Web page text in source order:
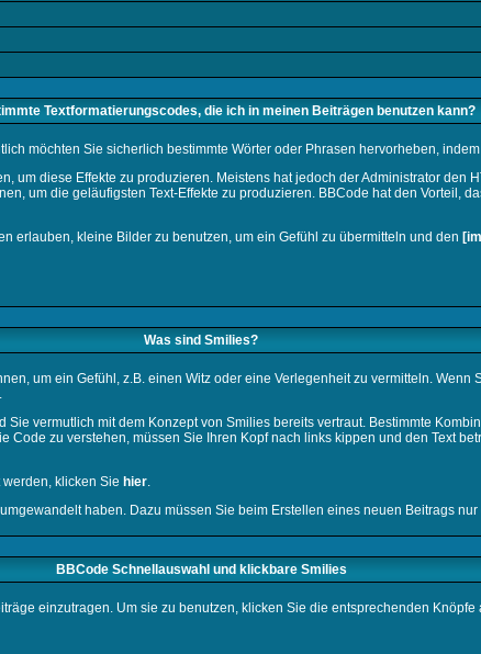
Textformatierungscodes, die ich in meinen Beiträgen benutzen kann?
möchten Sie sicherlich bestimmte Wörter oder Phrasen hervorheben,
um diese Effekte zu produzieren. Meistens hat jedoch der Administrator den
um die geläufigsten Text-Effekte zu produzieren. BBCode hat den Vorteil,
erlauben, kleine Bilder zu benutzen, um ein Gefühl zu übermitteln und den
Was sind Smilies?
um ein Gefühl, z.B. einen Witz oder eine Verlegenheit zu vermitteln.
vermutlich mit dem Konzept von Smilies bereits vertraut. Bestimmte
zu verstehen, müssen Sie Ihren Kopf nach links kippen und den Text
klicken Sie hier.
haben. Dazu müssen Sie beim Erstellen eines neuen Beitrags
BBCode Schnellauswahl und klickbare Smilies
einzutragen. Um sie zu benutzen, klicken Sie die entsprechenden